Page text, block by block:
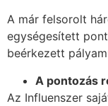
A már felsorolt
egységesített
beérkezett
A pontozás
Az Influenszer